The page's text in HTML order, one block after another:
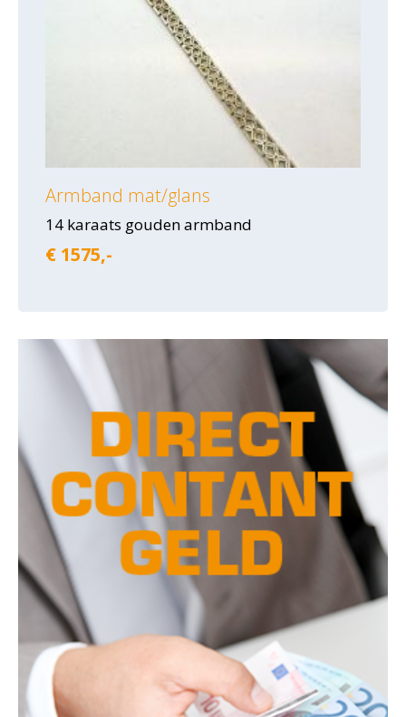
Armband mat/glans
14 karaats gouden armband
€ 1575,-